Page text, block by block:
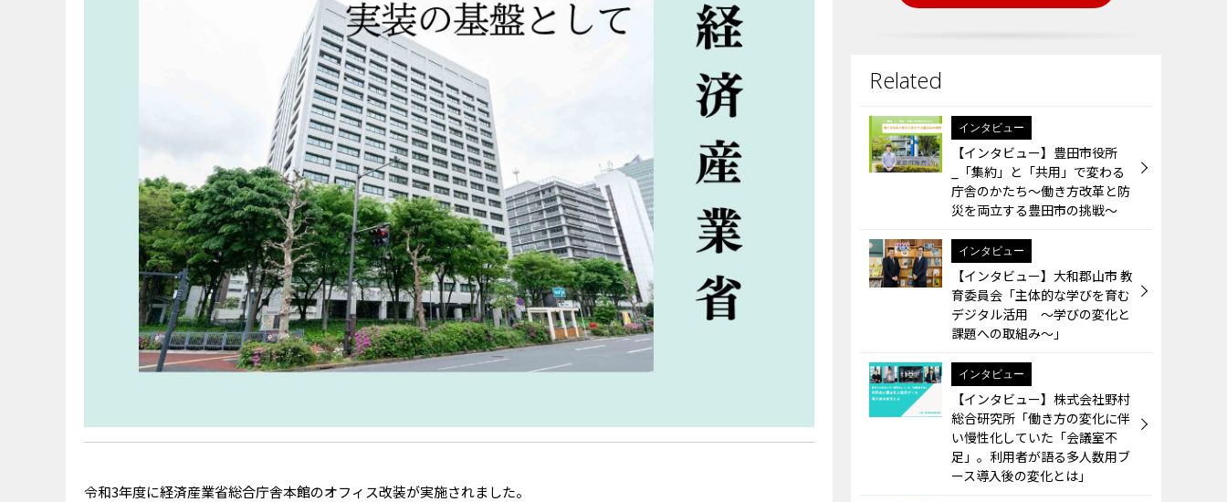
令和3年度に経済産業省総合庁舎本館のオフィス改装が実施されました。
インタビュー
【インタビュー】豊田市役所
_「集約」と「共用」で変わる
庁舎のかたち～働き方改革と防
災を両立する豊田市の挑戦～
インタビュー
【インタビュー】大和郡山市 教
育委員会「主体的な学びを育む
デジタル活用 ～学びの変化と
課題への取組み～」
インタビュー
【インタビュー】株式会社野村
総合研究所「働き方の変化に伴
い慢性化していた「会議室不
足」。利用者が語る多人数用ブ
ース導入後の変化とは」